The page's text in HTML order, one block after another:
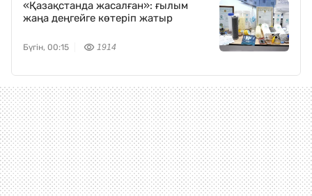
«Қазақстанда жасалған»: ғылым
жаңа деңгейге көтеріп жатыр
Бүгін, 00:15 1914